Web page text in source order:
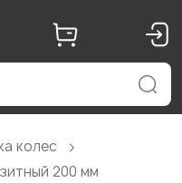
колес
200 мм